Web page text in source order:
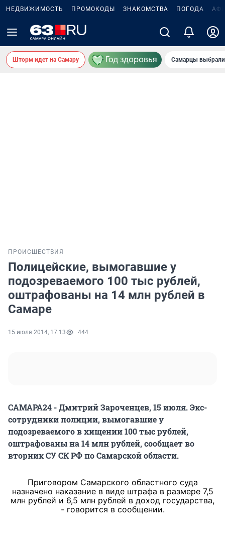
НЕДВИЖИМОСТЬ ПРОМОКОДЫ ЗНАКОМСТВА ПОГОДА
Шторм идет на Самару Самарцы
ПРОИСШЕСТВИЯ
Полицейские, вымогавшие у
подозреваемого 100 тыс рублей,
оштрафованы на 14 млн рублей в
Самаре
15 июля 2014, 17:13 444
САМАРА24 - Дмитрий Зароченцев, 15 июля. Экс-
сотрудники полиции, вымогавшие у
подозреваемого в хищении 100 тыс рублей,
оштрафованы на 14 млн рублей, сообщает во
вторник СУ СК РФ по Самарской области.
Приговором Самарского областного суда
назначено наказание в виде штрафа в размере 7,5
млн рублей и 6,5 млн рублей в доход государства,
- говорится в сообщении.